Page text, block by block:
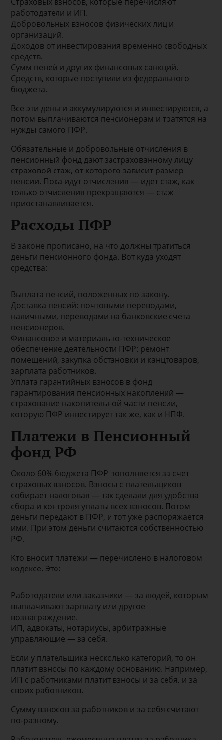
работодатели и ИП.
Добровольных взносов физических лиц и
организаций.
Доходов от инвестирования временно свободных
средств.
Сумм пеней и других финансовых санкций.
Средств, которые поступили из федерального
бюджета.
Все эти деньги аккумулируются и инвестируются, а
потом выплачиваются пенсионерам и тратятся на
нужды самого ПФР.
Обязательные и добровольные отчисления в
пенсионный фонд дают застрахованному лицу
страховой стаж, от которого зависит размер
пенсии. Пока идут отчисления — идет стаж, как
только отчисления прекращаются — стаж
приостанавливается.
Расходы ПФР
В законе прописано, на что должны тратиться
деньги пенсионного фонда. Вот куда уходят
средства:
Выплата пенсий, положенных по закону.
Доставка пенсий: почтовыми переводами,
наличными, переводами на банковские счета
пенсионеров.
Финансовое и материально-техническое
обеспечение деятельности ПФР: ремонт
помещений, закупка обстановки и канцтоваров,
зарплата работников.
Уплата гарантийных взносов в фонд
гарантирования пенсионных накоплений —
страхование накопительной части пенсии,
которую ПФР инвестирует так же, как и НПФ.
Платежи в Пенсионный
фонд РФ
Около 60% бюджета ПФР пополняется за счет
страховых взносов. Взносы с плательщиков
собирает налоговая — так сделали для удобства
сбора и контроля уплаты всех взносов. Потом
деньги передают в ПФР, и тот уже распоряжается
ими. При этом деньги считаются собственностью
РФ.
Кто вносит платежи — перечислено в налоговом
кодексе. Это:
Работодатели или заказчики — за людей, которым
выплачивают зарплату или другое
вознаграждение.
ИП, адвокаты, нотариусы, арбитражные
управляющие — за себя.
Если у плательщика несколько категорий, то он
платит взносы по каждому основанию. Например,
ИП с работниками платит взносы и за себя, и за
своих работников.
Сумму взносов за работников и за себя считают
по-разному.